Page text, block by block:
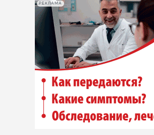
РЕКЛАМА